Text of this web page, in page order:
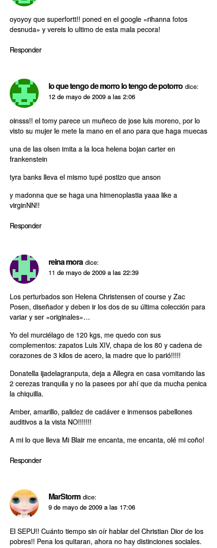
oyoyoy que superfortt!! poned en el google «rihanna fotos
desnuda» y vereis lo ultimo de esta mala pecora!
Responder
lo que tengo de morro lo tengo de potorro dice:
12 de mayo de 2009 a las 2:06
oinsss!! el tomy parece un muñeco de jose luis moreno, por lo
visto su mujer le mete la mano en el ano para que haga muecas
una de las olsen imita a la loca helena bojan carter en
frankenstein
tyra banks lleva el mismo tupé postizo que anson
y madonna que se haga una himenoplastia yaaa like a
virginNN!!
Responder
reina mora dice:
11 de mayo de 2009 a las 22:39
Los perturbados son Helena Christensen of course y Zac
Posen, diseñador y deben ir los dos de su última colección para
variar y ser «originales»…
Yo del murciélago de 120 kgs, me quedo con sus
complementos: zapatos Luis XIV, chapa de los 80 y cadena de
corazones de 3 kilos de acero, la madre que lo parió!!!!!
Donatella ijadelagranputa, deja a Allegra en casa vomitando las
2 cerezas tranquila y no la pasees por ahí­ que da mucha penica
la chiquilla.
Amber, amarillo, palidez de cadáver e inmensos pabellones
auditivos a la vista NO!!!!!!!
A mi lo que lleva Mi Blair me encanta, me encanta, olé mi coño!
Responder
MarStorm dice:
9 de mayo de 2009 a las 17:06
El SEPU!! Cuánto tiempo sin oí­r hablar del Christian Dior de los
pobres!! Pena los quitaran, ahora no hay distinciones sociales.